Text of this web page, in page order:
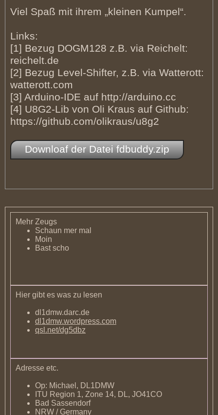
Viel Spaß mit ihrem „kleinen Kumpel“.
Links:
[1] Bezug DOGM128 z.B. via Reichelt:
reichelt.de
[2] Bezug Level-Shifter, z.B. via Watterott:
watterott.com
[3] Arduino-IDE auf http://arduino.cc
[4] U8G2-Lib von Oli Kraus auf Github:
https://github.com/olikraus/u8g2
Downloaf der Datei fdbuddy.zip
Mehr Zeugs
Schaun mer mal
Moin
Bast scho
Hier gibt es was zu lesen
dl1dmw.darc.de
dl1dmw.wordpress.com
qsl.net/dg5dbz
Adresse etc.
Op: Michael, DL1DMW
ITU Region 1, Zone 14, DL, JO41CO
Bad Sassendorf
NRW / Germany